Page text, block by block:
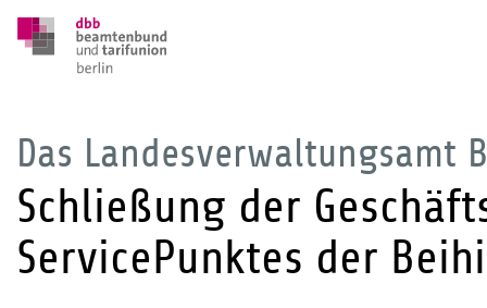
Das Landesverwaltungsamt
Schließung der
ServicePunktes der